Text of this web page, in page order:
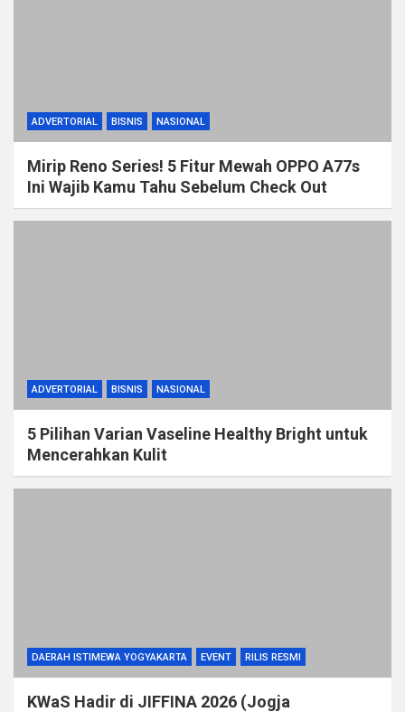
ADVERTORIAL BISNIS NASIONAL
Mirip Reno Series! 5 Fitur Mewah OPPO A77s
Ini Wajib Kamu Tahu Sebelum Check Out
ADVERTORIAL BISNIS NASIONAL
5 Pilihan Varian Vaseline Healthy Bright untuk
Mencerahkan Kulit
DAERAH ISTIMEWA YOGYAKARTA EVENT RILIS RESMI
KWaS Hadir di JIFFINA 2026 (Jogja